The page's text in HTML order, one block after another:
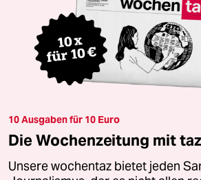
10 Ausgaben für 10 Euro
Die Wochenzeitung mit
Unsere wochentaz bietet jeden